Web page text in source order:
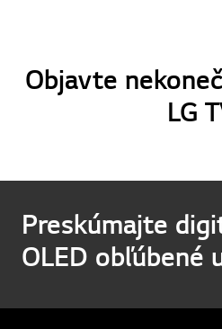
Objavte
LG
Preskúmajte
OLED obľúbené